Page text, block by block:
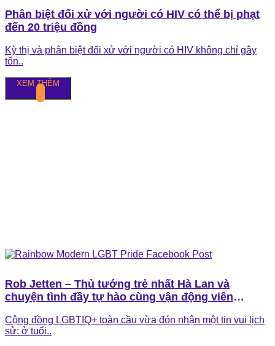
Phân biệt đối xử với người có HIV có thể bị phạt
đến 20 triệu đồng
Kỳ thị và phân biệt đối xử với người có HIV không chỉ gây
tổn..
Rob Jetten – Thủ tướng trẻ nhất Hà Lan và
chuyện tình đầy tự hào cùng vận động viên
Cộng đồng LGBTIQ+ toàn cầu vừa đón nhận một tin vui lịch
sử: ở tuổi..